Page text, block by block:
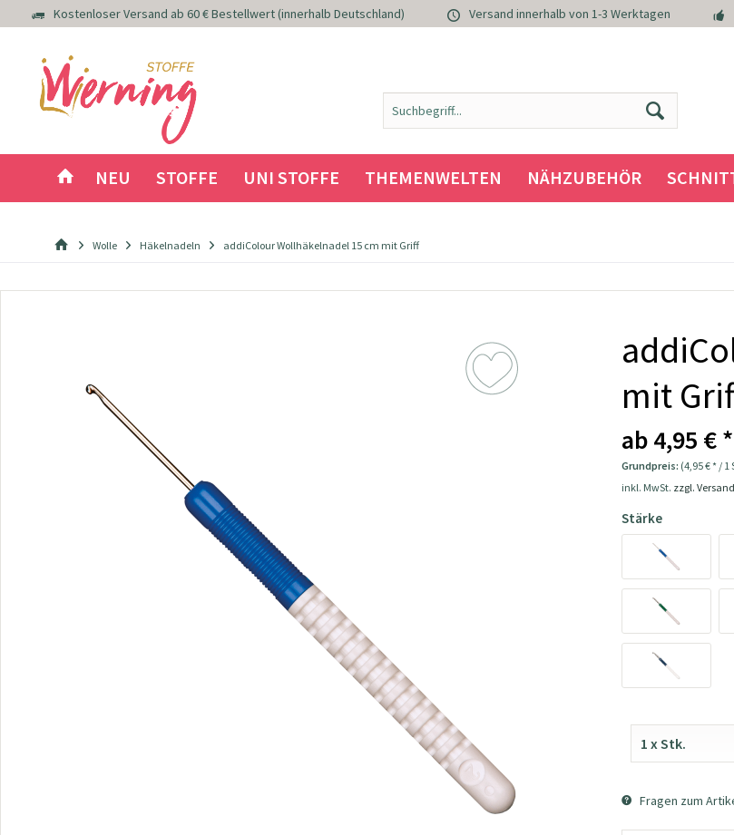
Kostenloser Versand ab 60 € Bestellwert (innerhalb Deutschland) Versand innerhalb von 1-3 Werktagen
NEU STOFFE UNI STOFFE THEMENWELTEN NÄHZUBEHÖR
Wolle Häkelnadeln addiColour Wollhäkelnadel 15 cm mit Griff
mit
ab 4,95 € *
Grundpreis: (4,95 € * / 1
inkl. MwSt. zzgl.
Stärke
Fragen zum